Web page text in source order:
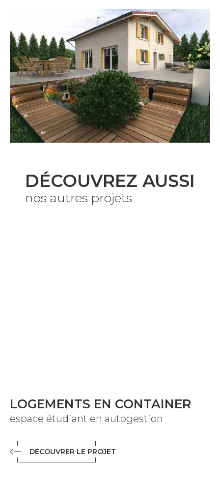
DÉCOUVREZ AUSSI
nos autres projets
LOGEMENTS EN CONTAINER
espace étudiant en autogestion
DÉCOUVRER LE PROJET